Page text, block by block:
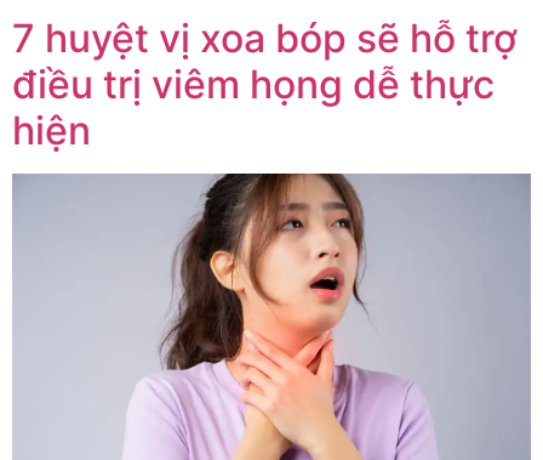
7 huyệt vị xoa bóp sẽ hỗ trợ
điều trị viêm họng dễ thực
hiện